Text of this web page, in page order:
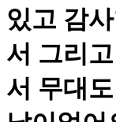
있고 감
서 그리
서 무대